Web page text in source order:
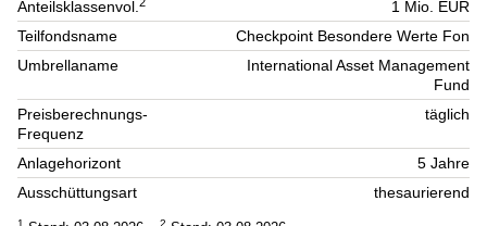
Anteilsklassenvol.
1 Mio. EUR
Teilfondsname
Checkpoint Besondere Werte Fon
Umbrellaname
International Asset Management
Fund
Preisberechnungs-
Frequenz
täglich
Anlagehorizont
5 Jahre
Ausschüttungsart
thesaurierend